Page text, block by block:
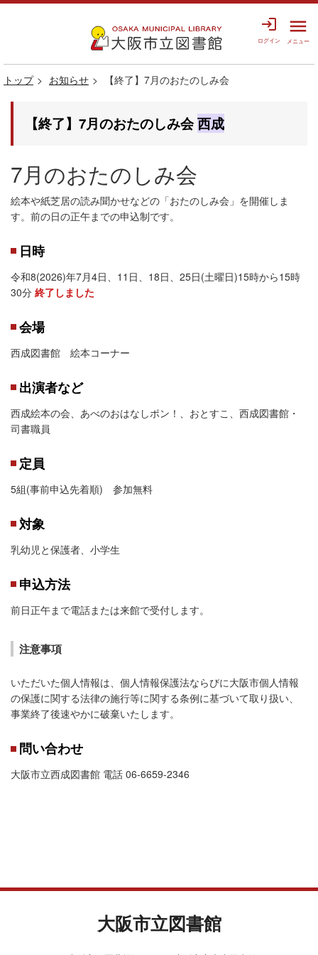
login
ログイン
menu
メニュー
トップ お知らせ 【終了】7月のおたのしみ会
【終了】7月のおたのしみ会西成
7月のおたのしみ会
絵本や紙芝居の読み聞かせなどの「おたのしみ会」を開催しま
す。前の日の正午までの申込制です。
日時
令和8(2026)年7月4日、11日、18日、25日(土曜日)15時から15時
30分 終了しました
会場
西成図書館 絵本コーナー
出演者など
西成絵本の会、あべのおはなしポン！、おとすこ、西成図書館・
司書職員
定員
5組(事前申込先着順) 参加無料
対象
乳幼児と保護者、小学生
申込方法
前日正午まで電話または来館で受付します。
注意事項
いただいた個人情報は、個人情報保護法ならびに大阪市個人情報
の保護に関する法律の施行等に関する条例に基づいて取り扱い、
事業終了後速やかに破棄いたします。
問い合わせ
大阪市立西成図書館 電話 06-6659-2346
大阪市立図書館